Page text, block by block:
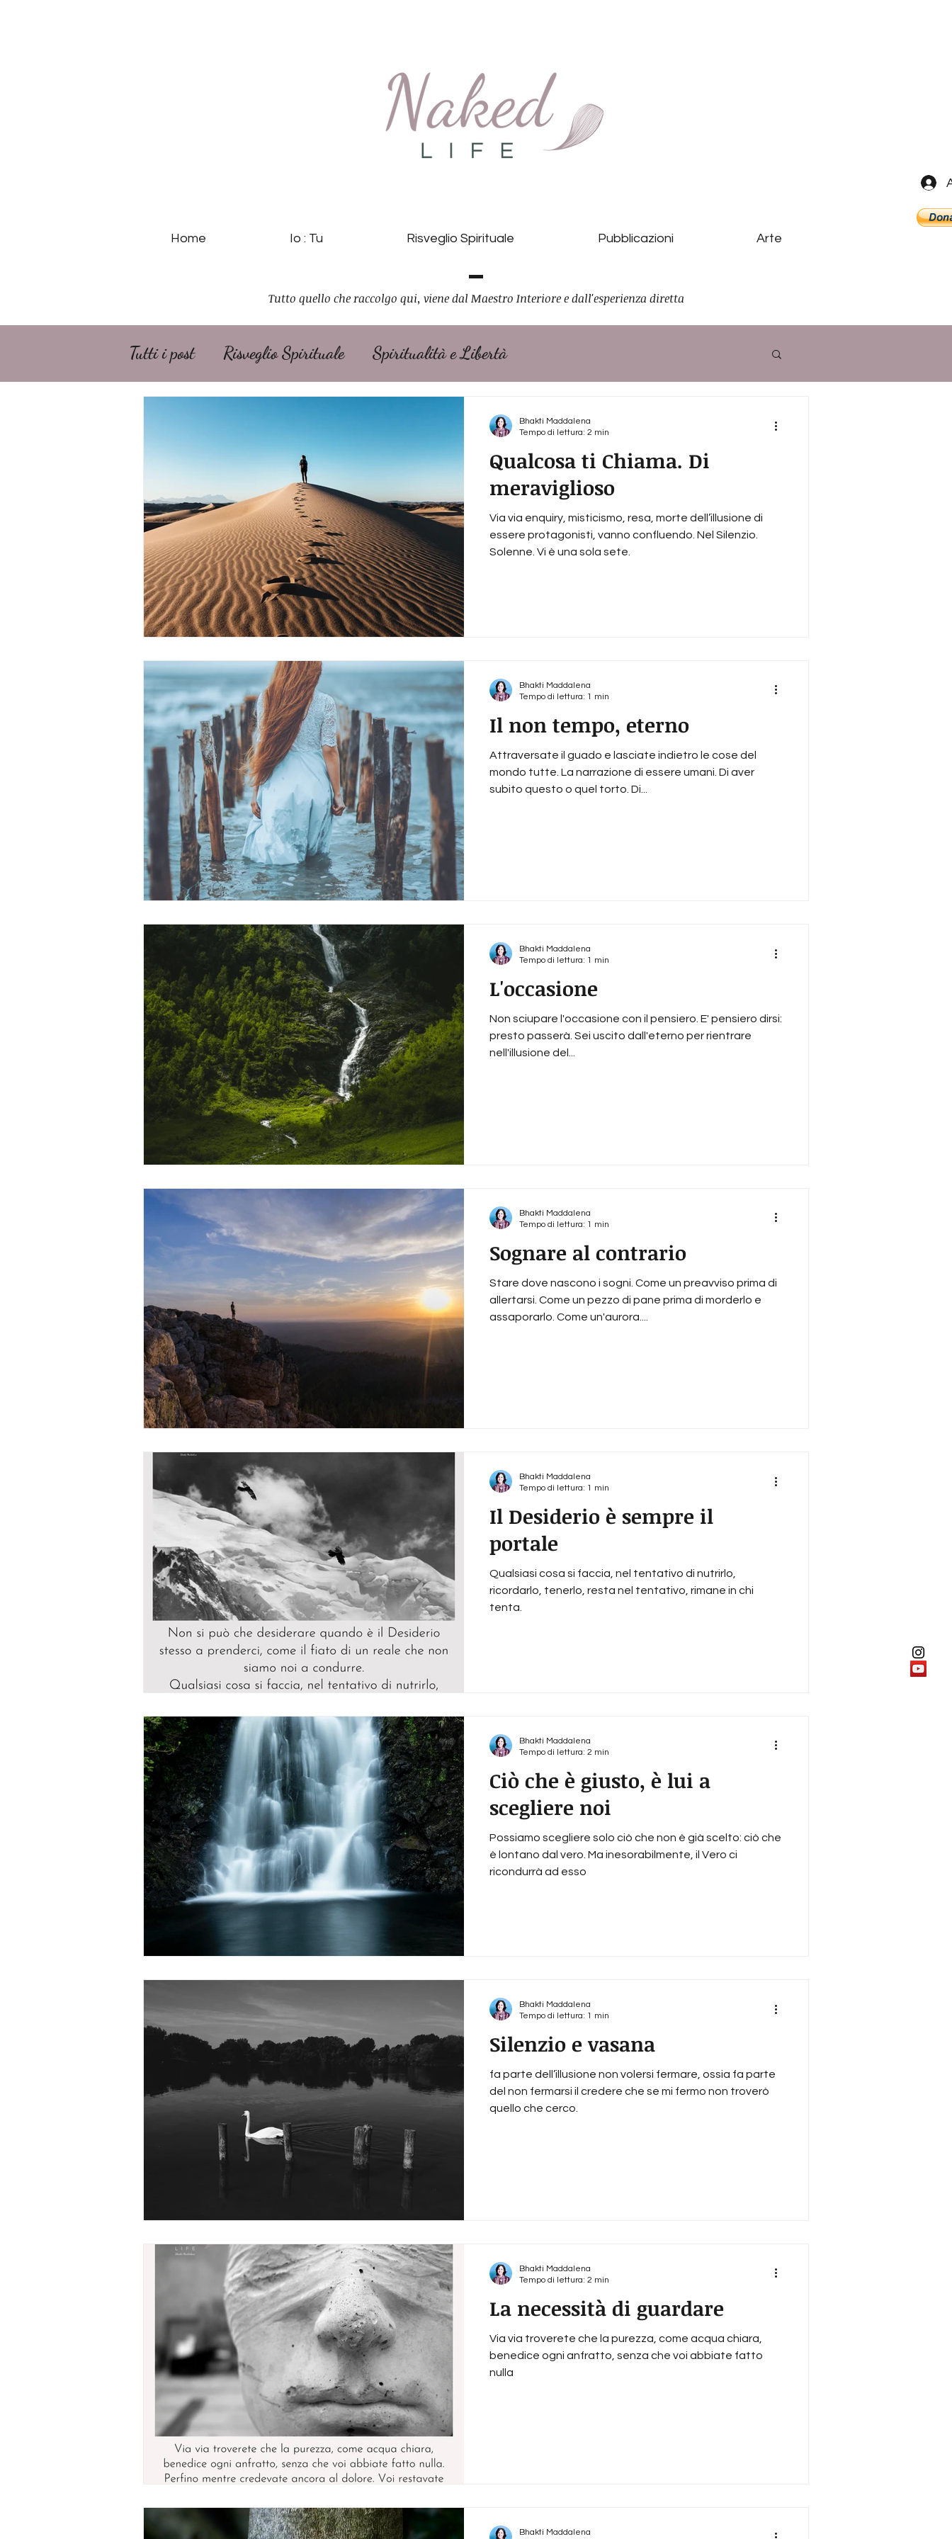
Home Io : Tu Risveglio Spirituale Pubblicazioni Arte
Tutto quello che raccolgo qui, viene dal Maestro Interiore e dall'esperienza diretta
Tutti i post Risveglio Spirituale Spiritualità e Libertà
Qualcosa ti Chiama. Di
meraviglioso
Via via enquiry, misticismo, resa, morte dell’illusione di
essere protagonisti, vanno confluendo. Nel Silenzio.
Solenne. Vi è una sola sete.
Bhakti Maddalena
Tempo di lettura: 2 min
Il non tempo, eterno
Attraversate il guado e lasciate indietro le cose del
mondo tutte. La narrazione di essere umani. Di aver
subito questo o quel torto. Di...
Bhakti Maddalena
Tempo di lettura: 1 min
L'occasione
Non sciupare l'occasione con il pensiero. E' pensiero dirsi:
presto passerà. Sei uscito dall'eterno per rientrare
nell'illusione del...
Bhakti Maddalena
Tempo di lettura: 1 min
Sognare al contrario
Stare dove nascono i sogni. Come un preavviso prima di
allertarsi. Come un pezzo di pane prima di morderlo e
assaporarlo. Come un'aurora....
Bhakti Maddalena
Tempo di lettura: 1 min
Il Desiderio è sempre il
portale
Qualsiasi cosa si faccia, nel tentativo di nutrirlo,
ricordarlo, tenerlo, resta nel tentativo, rimane in chi
tenta.
Bhakti Maddalena
Tempo di lettura: 1 min
Ciò che è giusto, è lui a
scegliere noi
Possiamo scegliere solo ciò che non è già scelto: ciò che
è lontano dal vero. Ma inesorabilmente, il Vero ci
ricondurrà ad esso
Bhakti Maddalena
Tempo di lettura: 2 min
Silenzio e vasana
fa parte dell’illusione non volersi fermare, ossia fa parte
del non fermarsi il credere che se mi fermo non troverò
quello che cerco.
Bhakti Maddalena
Tempo di lettura: 1 min
La necessità di guardare
Via via troverete che la purezza, come acqua chiara,
benedice ogni anfratto, senza che voi abbiate fatto
nulla
Bhakti Maddalena
Tempo di lettura: 2 min
Bhakti Maddalena